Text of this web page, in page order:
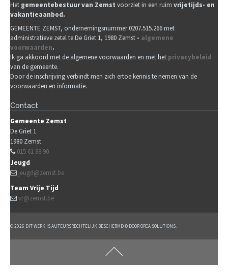
Het gemeentebestuur van Zemst voorziet in een ruim vrijetijds- en
vakantieaanbod.
GEMEENTE ZEMST, ondernemingsnummer 0207.515.266 met
administratieve zetel te De Griet 1, 1980 Zemst - algemene
voorwaarden.
Ik ga akkoord met de algemene voorwaarden en met het privacybeleid
van de gemeente.
Door de inschrijving verbindt men zich ertoe kennis te nemen van de
voorwaarden en informatie.
Contact
Gemeente Zemst
De Griet 1
1980 Zemst
015 61 88 90
Jeugd
jeugd@zemst.be
Team Vrije Tijd
vt@zemst.be
© 2026 DIT WERK IS AUTEURSRECHTELIJK BESCHERMD © DOOR ORCA SOLUTIONS.